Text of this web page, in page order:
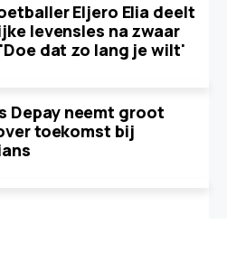
Eljero Elia deelt
levensles na zwaar
dat zo lang je wilt'
Depay neemt groot
toekomst bij